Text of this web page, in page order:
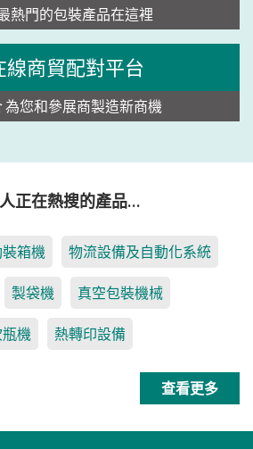
熱門的包裝產品在這裡
線商貿配對平台
為您和參展商製造新商機
正在熱搜的產品…
箱機 物流設備及自動化系統
製袋機 真空包裝機械
瓶機 熱轉印設備
查看更多